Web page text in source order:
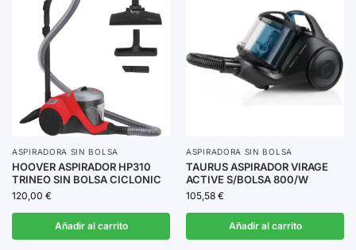
ASPIRADORA SIN BOLSA
HOOVER ASPIRADOR HP310
TRINEO SIN BOLSA CICLONIC
120,00 €
Añadir al carrito
ASPIRADORA SIN BOLSA
TAURUS ASPIRADOR VIRAGE
ACTIVE S/BOLSA 800/W
105,58 €
Añadir al carrito